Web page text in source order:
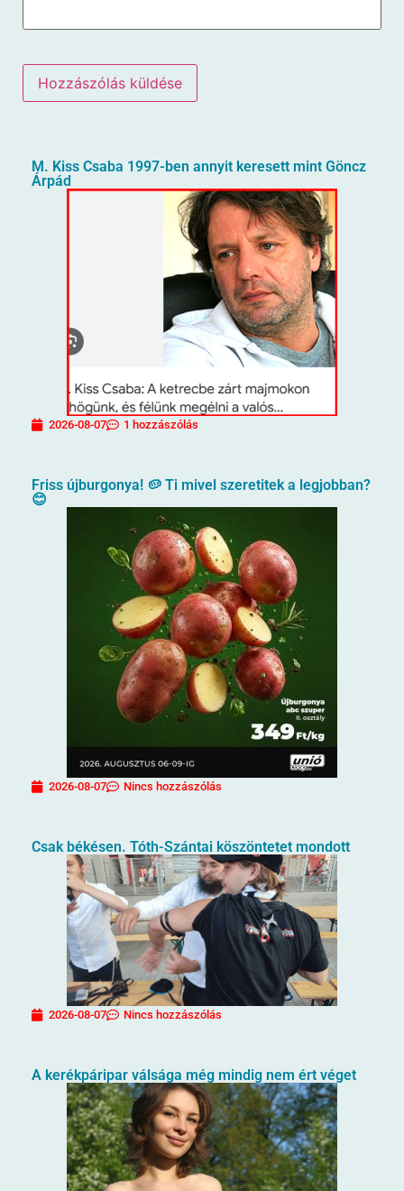
M. Kiss Csaba 1997-ben annyit keresett mint Göncz
Árpád
2026-08-07 1 hozzászólás
Friss újburgonya! 🥔 Ti mivel szeretitek a legjobban?
😊
2026-08-07 Nincs hozzászólás
Csak békésen. Tóth-Szántai köszöntetet mondott
2026-08-07 Nincs hozzászólás
A kerékpáripar válsága még mindig nem ért véget